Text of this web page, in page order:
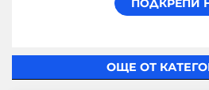
ОЩЕ ОТ